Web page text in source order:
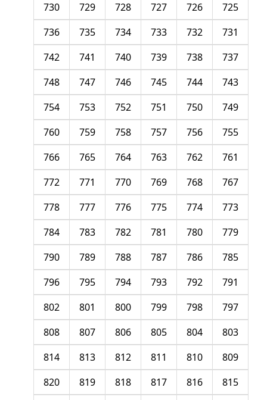
725
726
727
728
729
730
731
732
733
734
735
736
737
738
739
740
741
742
743
744
745
746
747
748
749
750
751
752
753
754
755
756
757
758
759
760
761
762
763
764
765
766
767
768
769
770
771
772
773
774
775
776
777
778
779
780
781
782
783
784
785
786
787
788
789
790
791
792
793
794
795
796
797
798
799
800
801
802
803
804
805
806
807
808
809
810
811
812
813
814
815
816
817
818
819
820